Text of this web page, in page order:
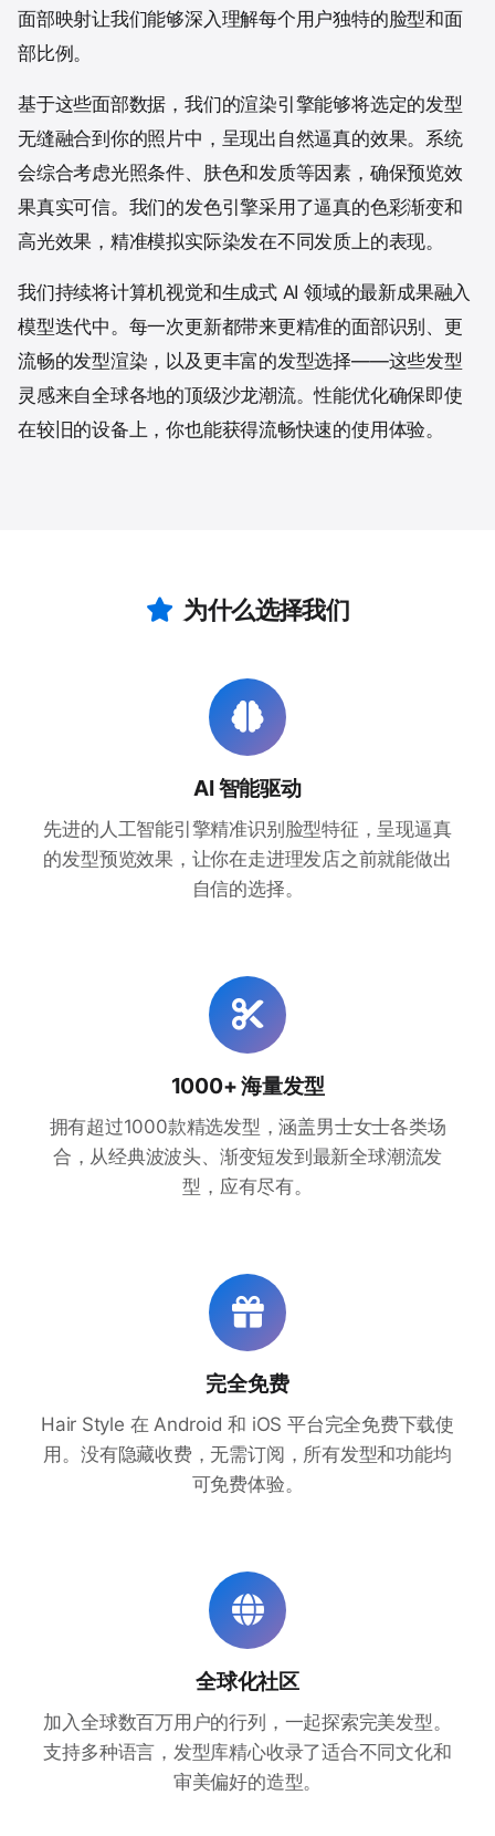
面部映射让我们能够深入理解每个用户独特的脸型和面
部比例。
基于这些面部数据，我们的渲染引擎能够将选定的发型
无缝融合到你的照片中，呈现出自然逼真的效果。系统
会综合考虑光照条件、肤色和发质等因素，确保预览效
果真实可信。我们的发色引擎采用了逼真的色彩渐变和
高光效果，精准模拟实际染发在不同发质上的表现。
我们持续将计算机视觉和生成式 AI 领域的最新成果融入
模型迭代中。每一次更新都带来更精准的面部识别、更
流畅的发型渲染，以及更丰富的发型选择——这些发型
灵感来自全球各地的顶级沙龙潮流。性能优化确保即使
在较旧的设备上，你也能获得流畅快速的使用体验。
为什么选择我们
AI 智能驱动
先进的人工智能引擎精准识别脸型特征，呈现逼真
的发型预览效果，让你在走进理发店之前就能做出
自信的选择。
1000+ 海量发型
拥有超过1000款精选发型，涵盖男士女士各类场
合，从经典波波头、渐变短发到最新全球潮流发
型，应有尽有。
完全免费
Hair Style 在 Android 和 iOS 平台完全免费下载使
用。没有隐藏收费，无需订阅，所有发型和功能均
可免费体验。
全球化社区
加入全球数百万用户的行列，一起探索完美发型。
支持多种语言，发型库精心收录了适合不同文化和
审美偏好的造型。